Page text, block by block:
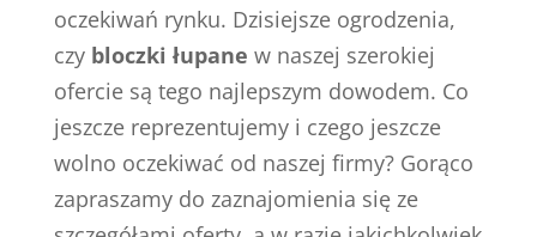
oczekiwań rynku. Dzisiejsze ogrodzenia,
czy bloczki łupane w naszej szerokiej
ofercie są tego najlepszym dowodem. Co
jeszcze reprezentujemy i czego jeszcze
wolno oczekiwać od naszej firmy? Gorąco
zapraszamy do zaznajomienia się ze